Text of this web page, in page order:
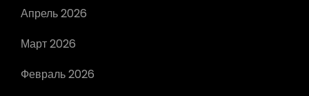
Апрель 2026
Март 2026
Февраль 2026